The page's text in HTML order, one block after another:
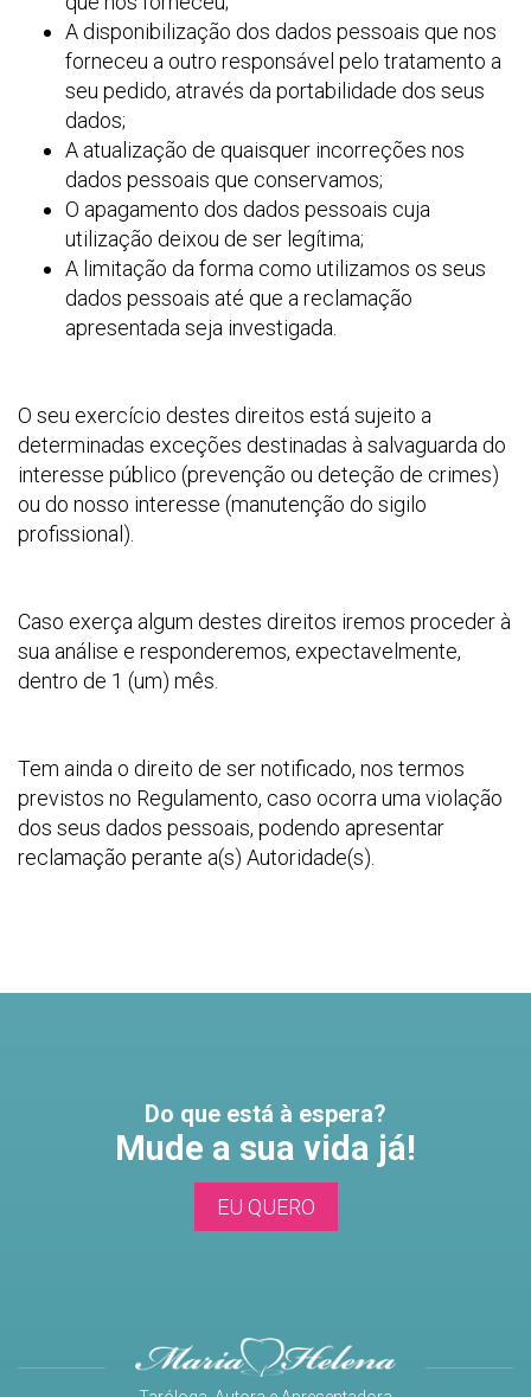
A disponibilização dos dados pessoais que nos
forneceu a outro responsável pelo tratamento a
seu pedido, através da portabilidade dos seus
dados;
A atualização de quaisquer incorreções nos
dados pessoais que conservamos;
O apagamento dos dados pessoais cuja
utilização deixou de ser legítima;
A limitação da forma como utilizamos os seus
dados pessoais até que a reclamação
apresentada seja investigada.
O seu exercício destes direitos está sujeito a
determinadas exceções destinadas à salvaguarda do
interesse público (prevenção ou deteção de crimes)
ou do nosso interesse (manutenção do sigilo
profissional).
Caso exerça algum destes direitos iremos proceder à
sua análise e responderemos, expectavelmente,
dentro de 1 (um) mês.
Tem ainda o direito de ser notificado, nos termos
previstos no Regulamento, caso ocorra uma violação
dos seus dados pessoais, podendo apresentar
reclamação perante a(s) Autoridade(s).
Do que está à espera?
Mude a sua vida já!
EU QUERO